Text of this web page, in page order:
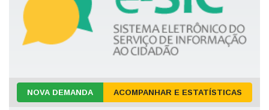
NOVA DEMANDA ACOMPANHAR E ESTATÍSTICAS